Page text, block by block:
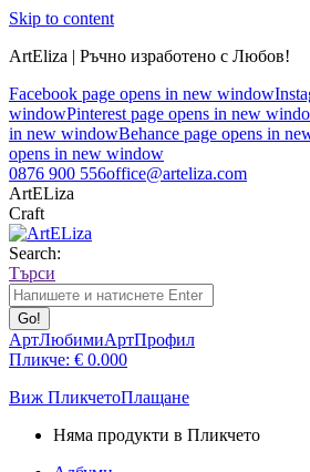
Skip to content
ArtEliza | Ръчно изработено с Любов!
Facebook page opens in new window
windowPinterest page opens in new
in new windowBehance page opens in
opens in new window
0876 900 556office@arteliza.com
ArtELiza
Craft
Search:
Търси
АртЛюбимиАртПрофил
Пликче: € 0.000
Виж ПликчетоПлащане
Няма продукти в Пликчето